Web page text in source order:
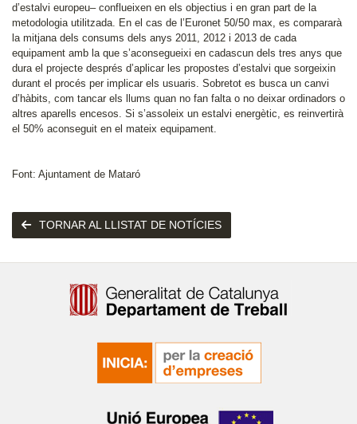
d’estalvi europeu– conflueixen en els objectius i en gran part de la
metodologia utilitzada. En el cas de l’Euronet 50/50 max, es compararà
la mitjana dels consums dels anys 2011, 2012 i 2013 de cada
equipament amb la que s’aconsegueixi en cadascun dels tres anys que
dura el projecte després d’aplicar les propostes d’estalvi que sorgeixin
durant el procés per implicar els usuaris. Sobretot es busca un canvi
d’hàbits, com tancar els llums quan no fan falta o no deixar ordinadors o
altres aparells encesos. Si s’assoleix un estalvi energètic, es reinvertirà
el 50% aconseguit en el mateix equipament.
Font: Ajuntament de Mataró
TORNAR AL LLISTAT DE NOTÍCIES